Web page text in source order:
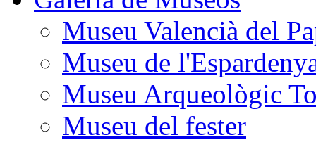
Museu Valencià del
Museu de
Museu Arqueològic
Museu del fester